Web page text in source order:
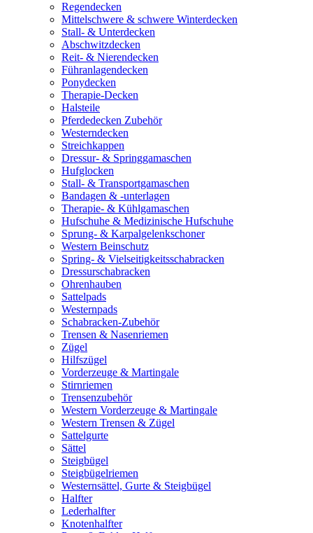
Regendecken
Mittelschwere & schwere Winterdecken
Stall- & Unterdecken
Abschwitzdecken
Reit- & Nierendecken
Führanlagendecken
Ponydecken
Therapie-Decken
Halsteile
Pferdedecken Zubehör
Westerndecken
Streichkappen
Dressur- & Springgamaschen
Hufglocken
Stall- & Transportgamaschen
Bandagen & -unterlagen
Therapie- & Kühlgamaschen
Hufschuhe & Medizinische Hufschuhe
Sprung- & Karpalgelenkschoner
Western Beinschutz
Spring- & Vielseitigkeitsschabracken
Dressurschabracken
Ohrenhauben
Sattelpads
Westernpads
Schabracken-Zubehör
Trensen & Nasenriemen
Zügel
Hilfszügel
Vorderzeuge & Martingale
Stirnriemen
Trensenzubehör
Western Vorderzeuge & Martingale
Western Trensen & Zügel
Sattelgurte
Sättel
Steigbügel
Steigbügelriemen
Westernsättel, Gurte & Steigbügel
Halfter
Lederhalfter
Knotenhalfter